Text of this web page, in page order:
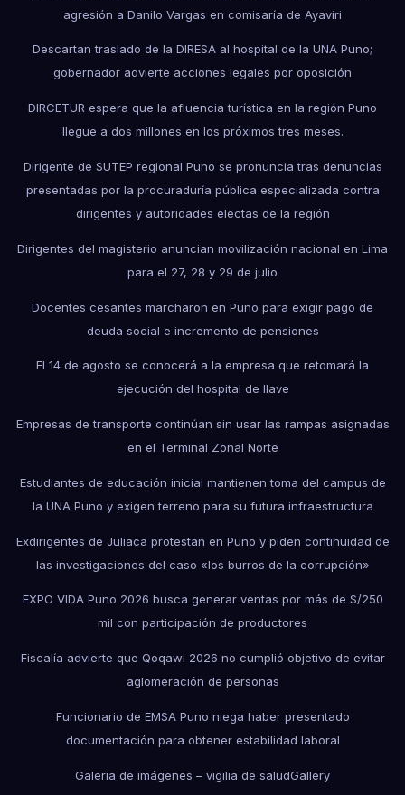
agresión a Danilo Vargas en comisaría de Ayaviri
Descartan traslado de la DIRESA al hospital de la UNA Puno;
gobernador advierte acciones legales por oposición
DIRCETUR espera que la afluencia turística en la región Puno
llegue a dos millones en los próximos tres meses.
Dirigente de SUTEP regional Puno se pronuncia tras denuncias
presentadas por la procuraduría pública especializada contra
dirigentes y autoridades electas de la región
Dirigentes del magisterio anuncian movilización nacional en Lima
para el 27, 28 y 29 de julio
Docentes cesantes marcharon en Puno para exigir pago de
deuda social e incremento de pensiones
El 14 de agosto se conocerá a la empresa que retomará la
ejecución del hospital de Ilave
Empresas de transporte continúan sin usar las rampas asignadas
en el Terminal Zonal Norte
Estudiantes de educación inicial mantienen toma del campus de
la UNA Puno y exigen terreno para su futura infraestructura
Exdirigentes de Juliaca protestan en Puno y piden continuidad de
las investigaciones del caso «los burros de la corrupción»
EXPO VIDA Puno 2026 busca generar ventas por más de S/250
mil con participación de productores
Fiscalía advierte que Qoqawi 2026 no cumplió objetivo de evitar
aglomeración de personas
Funcionario de EMSA Puno niega haber presentado
documentación para obtener estabilidad laboral
Galería de imágenes – vigilia de saludGallery